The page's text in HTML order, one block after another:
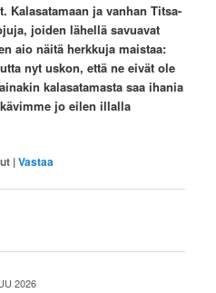
Kalasatamaan ja vanhan Titsa-
joiden lähellä savuavat
aio näitä herkkuja maistaa:
nyt uskon, että ne eivät ole
kalasatamasta saa ihania
jo eilen illalla
|Vastaa
2026